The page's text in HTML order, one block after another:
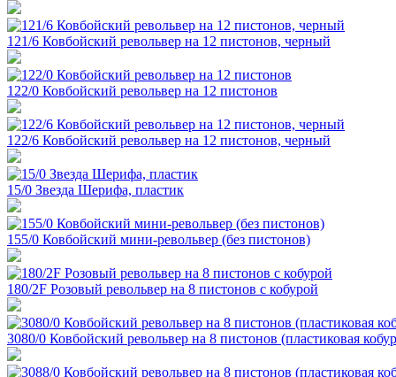
121/6 Ковбойский револьвер на 12 пистонов, черный
122/0 Ковбойский револьвер на 12 пистонов
122/6 Ковбойский револьвер на 12 пистонов, черный
15/0 Звезда Шерифа, пластик
155/0 Ковбойский мини-револьвер (без пистонов)
180/2F Розовый револьвер на 8 пистонов с кобурой
3080/0 Ковбойский револьвер на 8 пистонов (пластиковая